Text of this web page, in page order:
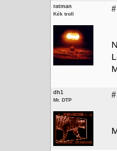
ratman
Kék troll
#
dh1
Mr. DTP
#